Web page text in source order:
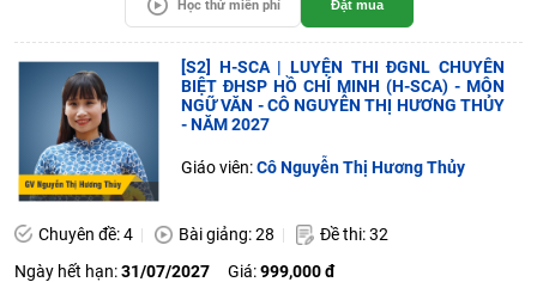
Học thử miễn phí Đặt mua
[S2] H-SCA | LUYỆN THI ĐGNL CHUYÊN
BIỆT ĐHSP HỒ CHÍ MINH (H-SCA) - MÔN
NGỮ VĂN - CÔ NGUYỄN THỊ HƯƠNG THỦY
- NĂM 2027
Giáo viên:Cô Nguyễn Thị Hương Thủy
Chuyên đề: 4 Bài giảng: 28
Đề thi: 32
Ngày hết hạn:31/07/2027 Giá:999,000 đ